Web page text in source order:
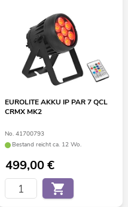
EUROLITE AKKU IP PAR 7 QCL
CRMX MK2
No. 41700793
Bestand reicht ca. 12 Wo.
499,00€